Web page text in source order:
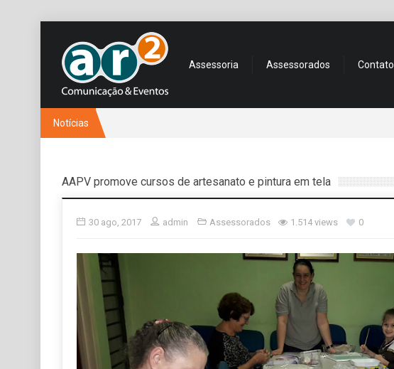
Assessoria Assessorados Contato
Notícias
AAPV promove cursos de artesanato e pintura em tela
30 ago, 2017 admin Assessorados 1.514 views 0